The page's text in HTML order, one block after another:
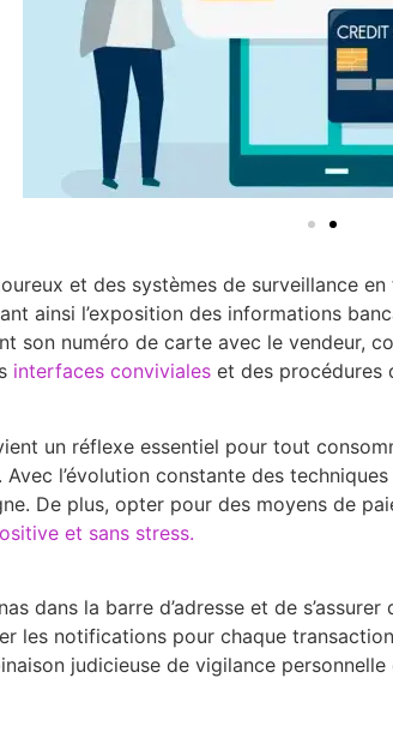
et des systèmes de surveillance
ainsi l’exposition des informations
son numéro de carte avec le vendeur,
interfaces conviviales et des procédures
un réflexe essentiel pour tout
Avec l’évolution constante des
De plus, opter pour des moyens de
et sans stress.
dans la barre d’adresse et de
les notifications pour chaque
judicieuse de vigilance